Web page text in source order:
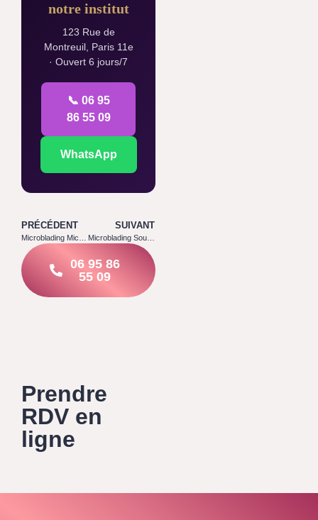
notre institut
123 Rue de
Montreuil, Paris 11e
· Ouvert 6 jours/7
📞 06 95
86 55 09
WhatsApp
PRÉCÉDENT SUIVANT
06 95 86
55 09
Prendre
RDV en
ligne